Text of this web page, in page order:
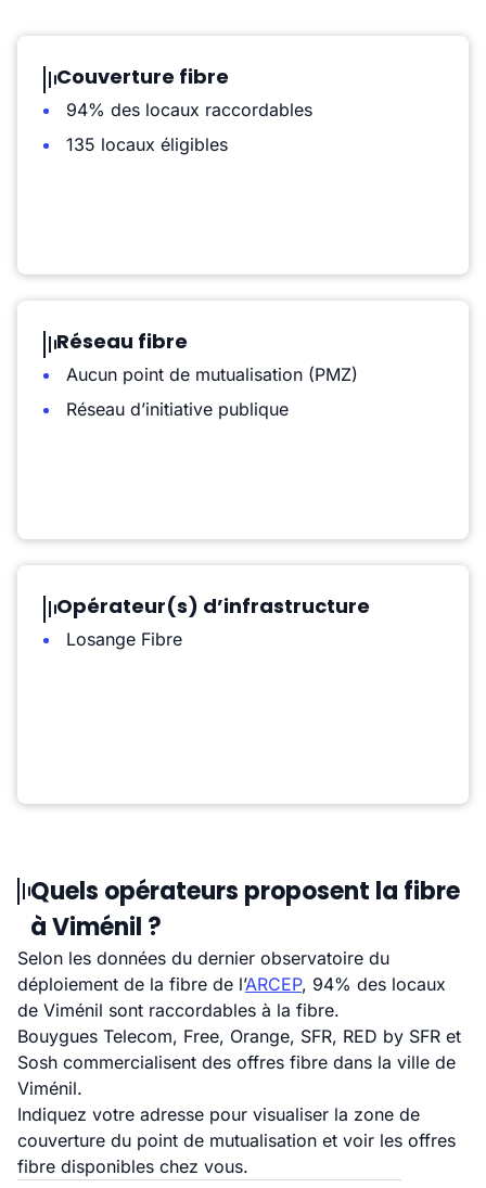
Couverture fibre
94% des locaux raccordables
135 locaux éligibles
Réseau fibre
Aucun point de mutualisation (PMZ)
Réseau d’initiative publique
Opérateur(s) d’infrastructure
Losange Fibre
Quels opérateurs proposent la fibre
à Viménil ?
Selon les données du dernier observatoire du
déploiement de la fibre de l’ARCEP, 94% des locaux
de Viménil sont raccordables à la fibre.
Bouygues Telecom, Free, Orange, SFR, RED by SFR et
Sosh commercialisent des offres fibre dans la ville de
Viménil.
Indiquez votre adresse pour visualiser la zone de
couverture du point de mutualisation et voir les offres
fibre disponibles chez vous.